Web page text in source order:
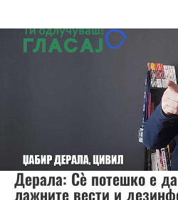
Дерала: Сè потешко е
лажните вести и